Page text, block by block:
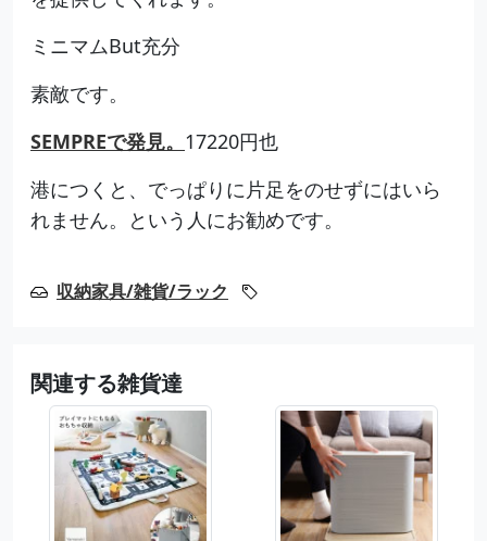
ミニマムBut充分
素敵です。
SEMPREで発見。 17220円也
港につくと、でっぱりに片足をのせずにはいら
れません。という人にお勧めです。
収納家具/雑貨/ラック
関連する雑貨達